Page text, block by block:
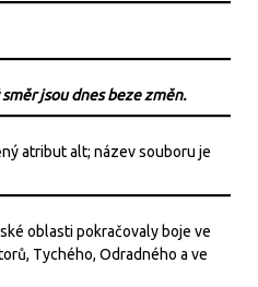
jsou dnes beze změn.
oblasti pokračovaly boje ve
Tychého, Odradného a ve